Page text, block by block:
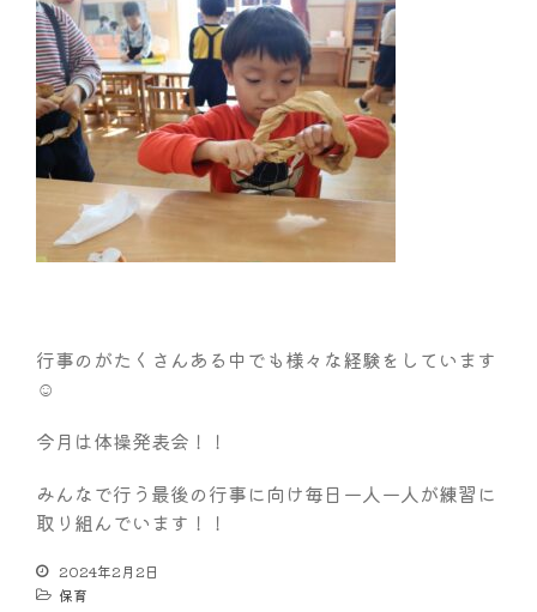
行事のがたくさんある中でも様々な経験をしています
☺
今月は体操発表会！！
みんなで行う最後の行事に向け毎日一人一人が練習に
取り組んでいます！！
2024年2月2日
保育